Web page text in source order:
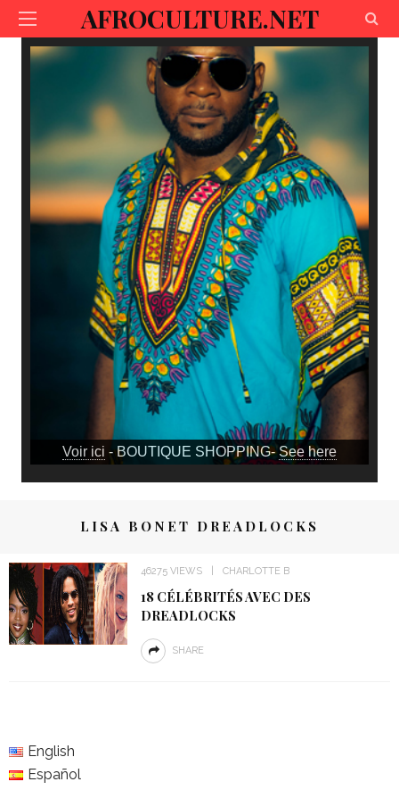
AFROCULTURE.NET
Voir ici - BOUTIQUE SHOPPING-See here
LISA BONET DREADLOCKS
46275 VIEWS CHARLOTTE B
18 CÉLÉBRITÉS AVEC DES
DREADLOCKS
SHARE
English
Español